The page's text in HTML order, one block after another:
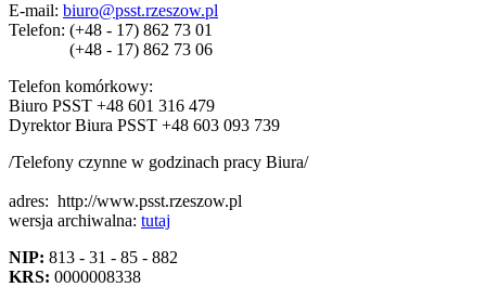
E-mail: biuro@psst.rzeszow.pl
Telefon: (+48 - 17) 862 73 01
(+48 - 17) 862 73 06
Telefon komórkowy:
Biuro PSST +48 601 316 479
Dyrektor Biura PSST +48 603 093 739
/Telefony czynne w godzinach pracy Biura/
adres: http://www.psst.rzeszow.pl
wersja archiwalna: tutaj
NIP: 813 - 31 - 85 - 882
KRS: 0000008338